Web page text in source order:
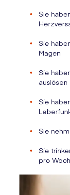
Sie
Sie
Magen
Sie
auslösen
Sie
Sie
Sie
pro